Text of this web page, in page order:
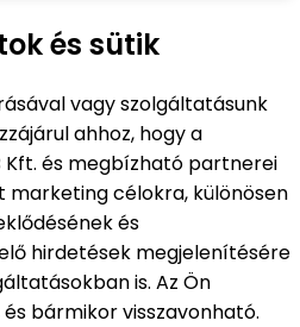
és sütik
vagy szolgáltatásunk
ahhoz, hogy a
Kft. és megbízható partnerei
marketing célokra, különösen
és
hirdetések megjelenítésére
is. Az Ön
bármikor visszavonható.